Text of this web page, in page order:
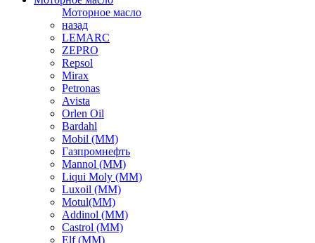
Моторное масло
назад
LEMARC
ZEPRO
Repsol
Mirax
Petronas
Avista
Orlen Oil
Bardahl
Mobil (ММ)
Газпромнефть
Mannol (ММ)
Liqui Moly (ММ)
Luxoil (ММ)
Motul(ММ)
Addinol (ММ)
Castrol (ММ)
Elf (ММ)